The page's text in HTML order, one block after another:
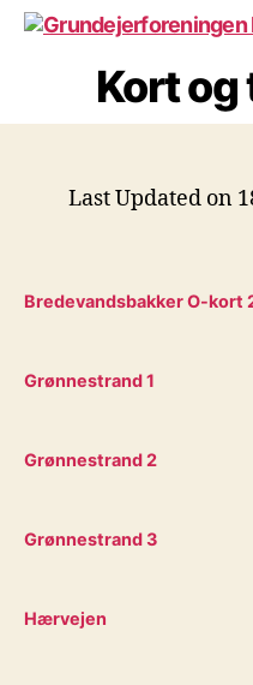
Møllebosletten
Kort
Last Updated on
Bredevandsbakker O-kort
Grønnestrand 1
Grønnestrand 2
Grønnestrand 3
Hærvejen